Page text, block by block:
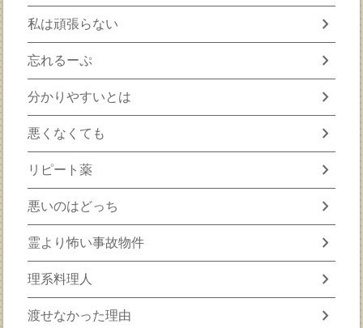
私は頑張らない chevron_right
忘れるーぷ chevron_right
分かりやすいとは chevron_right
悪くなくても chevron_right
リピート薬 chevron_right
悪いのはどっち chevron_right
霊より怖い事故物件 chevron_right
理系料理人 chevron_right
渡せなかった理由 chevron_right